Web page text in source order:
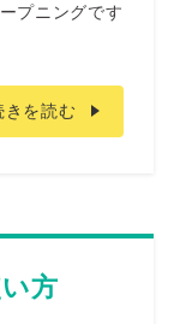
プニングです
きを読む
方